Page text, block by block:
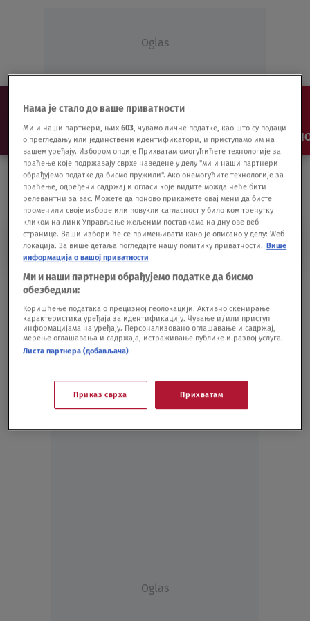
Oglas
NAJNOVIJE VESTI SHOW SPORT VIDEO
BLNICE
578 u rezervi"
DRUŠTVO 07.07.20.
Oglas
Нама је стало до ваше приватности
Ми и наши партнери, њих603, чувамо личне податке, као што су подаци
о прегледању или јединствени идентификатори, и приступамо им на
вашем уређају. Избором опције Прихватам омогућићете технологије за
праћење које подржавају сврхе наведене у делу "ми и наши партнери
обрађујемо податке да бисмо пружили". Ако онемогућите технологије за
праћење, одређени садржај и огласи које видите можда неће бити
релевантни за вас. Можете да поново прикажете овај мени да бисте
променили своје изборе или повукли сагласност у било ком тренутку
кликом на линк Управљање жељеним поставкама на дну ове веб
странице. Ваши избори ће се примењивати како је описано у делу: Wеб
локација. За више детаља погледајте нашу политику приватности. Више
информација о вашој приватности
Ми и наши партнери обрађујемо податке да бисмо
обезбедили:
Коришћење података о прецизној геолокацији. Активно скенирање
карактеристика уређаја за идентификацију. Чување и/или приступ
информацијама на уређају. Персонализовано оглашавање и садржај,
мерење оглашавања и садржаја, истраживање публике и развој услуга.
Листа партнера (добављача)
Приказ сврха Прихватам